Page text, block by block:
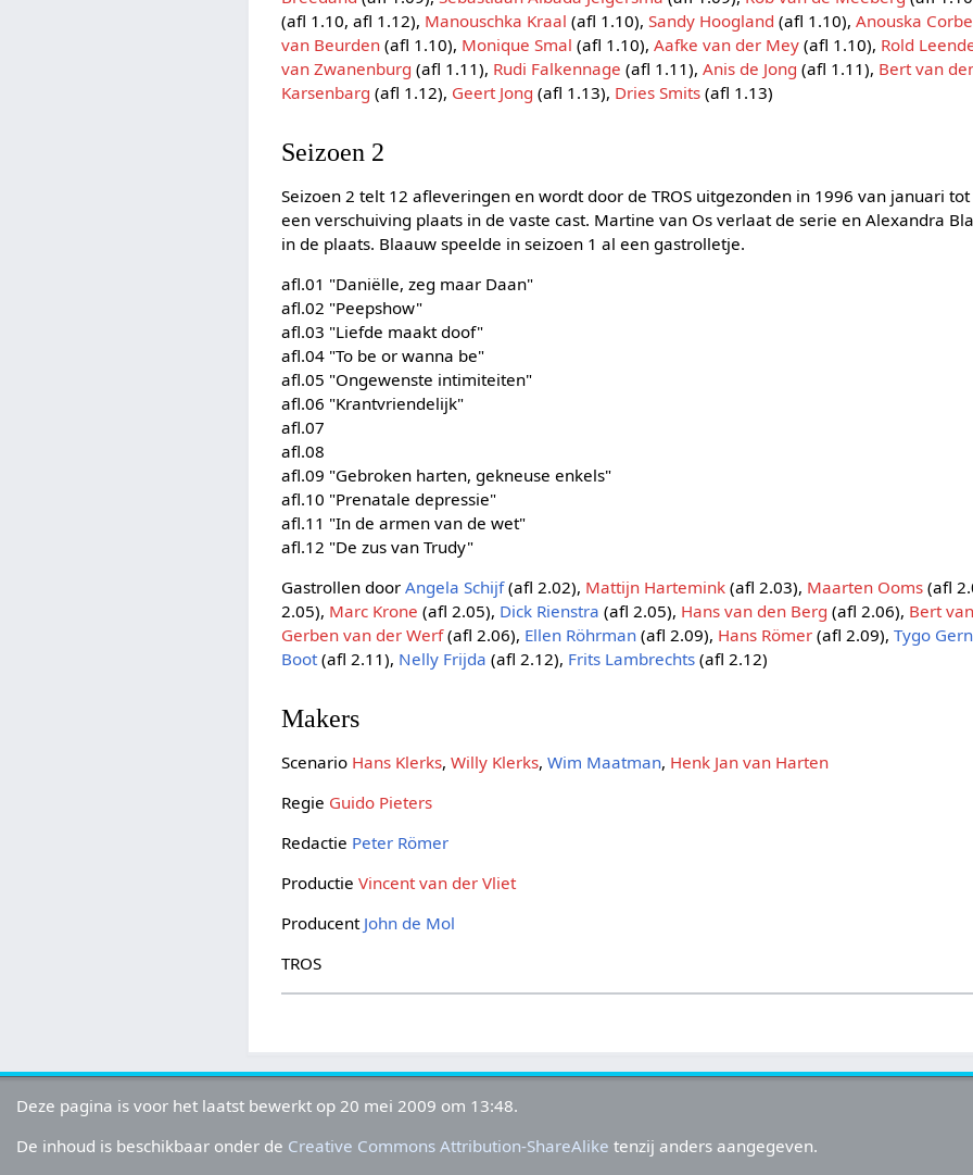
(afl 1.10, afl 1.12), Manouschka Kraal (afl 1.10),Sandy Hoogland (afl 1.10),Anouska
van Beurden (afl 1.10), Monique Smal (afl 1.10),Aafke van der Mey (afl 1.10), Rold
van Zwanenburg (afl 1.11), Rudi Falkennage (afl 1.11),Anis de Jong (afl 1.11), Bert van
Karsenbarg (afl 1.12), Geert Jong (afl 1.13), Dries Smits (afl 1.13)
Seizoen 2
Seizoen 2 telt 12 afleveringen en wordt door de TROS uitgezonden in 1996 van januari
een verschuiving plaats in de vaste cast. Martine van Os verlaat de serie en Alexandra
in de plaats. Blaauw speelde in seizoen 1 al een gastrolletje.
afl.01 "Daniëlle, zeg maar Daan"
afl.02 "Peepshow"
afl.03 "Liefde maakt doof"
afl.04 "To be or wanna be"
afl.05 "Ongewenste intimiteiten"
afl.06 "Krantvriendelijk"
afl.07
afl.08
afl.09 "Gebroken harten, gekneuse enkels"
afl.10 "Prenatale depressie"
afl.11 "In de armen van de wet"
afl.12 "De zus van Trudy"
Gastrollen doorAngela Schijf(afl 2.02), Mattijn Hartemink (afl 2.03), Maarten Ooms (afl
2.05), Marc Krone (afl 2.05), Dick Rienstra (afl 2.05), Hans van den Berg (afl 2.06), Bert
Gerben van der Werf(afl 2.06), Ellen Röhrman (afl 2.09), Hans Römer (afl 2.09),Tygo
Boot (afl 2.11), Nelly Frijda (afl 2.12), Frits Lambrechts (afl 2.12)
Makers
Scenario Hans Klerks,Willy Klerks,Wim Maatman, Henk Jan van Harten
Regie Guido Pieters
Redactie Peter Römer
ProductieVincent van der Vliet
Producent John de Mol
TROS
Deze pagina is voor het laatst bewerkt op 20 mei 2009 om 13:48.
De inhoud is beschikbaar onder de Creative Commons Attribution-ShareAlike tenzij anders aangegeven.